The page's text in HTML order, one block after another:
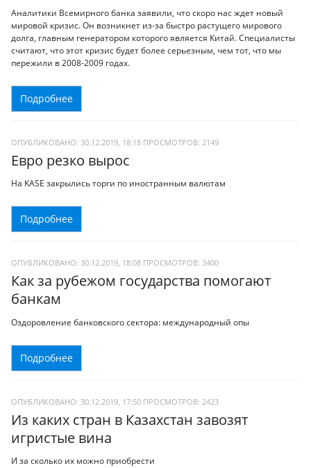
Аналитики Всемирного банка заявили, что скоро нас ждет новый
мировой кризис. Он возникнет из-за быстро растущего мирового
долга, главным генератором которого является Китай. Специалисты
считают, что этот кризис будет более серьезным, чем тот, что мы
пережили в 2008-2009 годах.
Подробнее
ОПУБЛИКОВАНО: 30.12.2019, 18:18 ПРОСМОТРОВ: 2149
Eврo рeзкo вырос
На KASE закрылись торги по иностранным валютам
Подробнее
ОПУБЛИКОВАНО: 30.12.2019, 18:08 ПРОСМОТРОВ: 3400
Как за рубежом государства помогают
банкам
Оздоровление банковского сектора: международный опы
Подробнее
ОПУБЛИКОВАНО: 30.12.2019, 17:50 ПРОСМОТРОВ: 2423
Из каких стран в Казахстан завозят
игристые вина
И за сколько их можно приобрести